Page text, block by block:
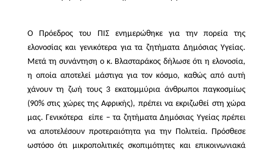
Ο Πρόεδρος του ΠΙΣ ενημερώθηκε για την πορεία της
ελονοσίας και γενικότερα για τα ζητήματα Δημόσιας Υγείας.
Μετά τη συνάντηση ο κ. Βλασταράκος δήλωσε ότι η ελονοσία,
η οποία αποτελεί μάστιγα για τον κόσμο, καθώς από αυτή
χάνουν τη ζωή τους 3 εκατομμύρια άνθρωποι παγκοσμίως
(90% στις χώρες της Αφρικής), πρέπει να εκριζωθεί στη χώρα
μας. Γενικότερα  είπε – τα ζητήματα Δημόσιας Υγείας πρέπει
να αποτελέσουν προτεραιότητα για την Πολιτεία. Πρόσθεσε
ωστόσο ότι μικροπολιτικές σκοπιμότητες και επικοινωνιακά